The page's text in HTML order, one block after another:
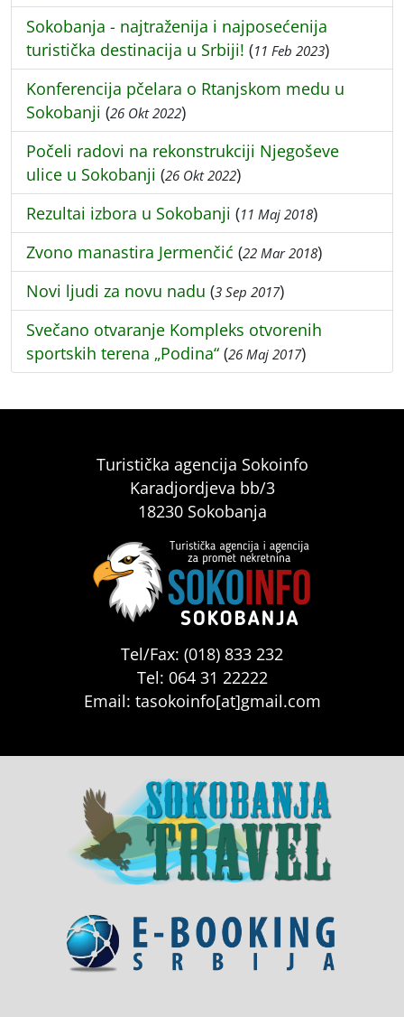
Sokobanja - najtraženija i najposećenija
turistička destinacija u Srbiji! (11 Feb 2023)
Konferencija pčelara o Rtanjskom medu u
Sokobanji (26 Okt 2022)
Počeli radovi na rekonstrukciji Njegoševe
ulice u Sokobanji (26 Okt 2022)
Rezultai izbora u Sokobanji (11 Maj 2018)
Zvono manastira Jermenčić (22 Mar 2018)
Novi ljudi za novu nadu (3 Sep 2017)
Svečano otvaranje Kompleks otvorenih
sportskih terena „Podina“ (26 Maj 2017)
Turistička agencija Sokoinfo
Karadjordjeva bb/3
18230 Sokobanja
Tel/Fax: (018) 833 232
Tel: 064 31 22222
Email: tasokoinfo[at]gmail.com